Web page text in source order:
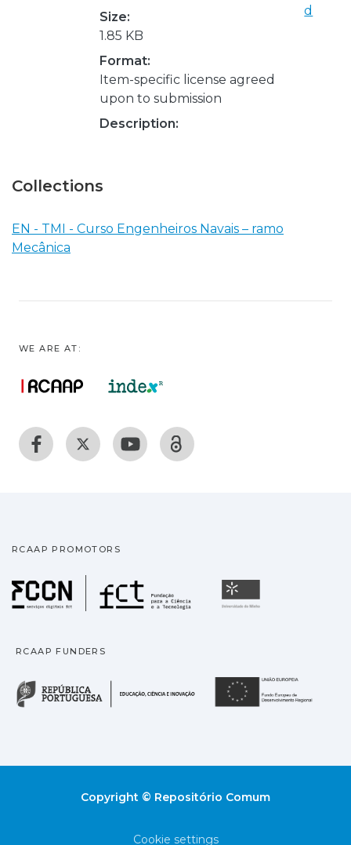
Size:
1.85 KB
Format:
Item-specific license agreed
upon to submission
Description:
d
Collections
EN - TMI - Curso Engenheiros Navais – ramo
Mecânica
WE ARE AT:
RCAAP PROMOTORS
Fundação para a
RCAAP FUNDERS
República Portuguesa
Copyright © Repositório Comum
Cookie settings